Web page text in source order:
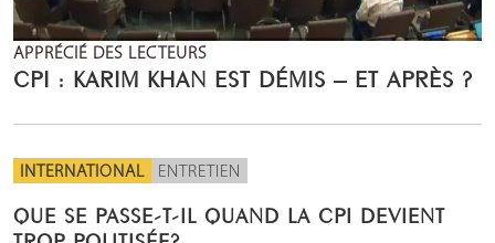
APPRÉCIÉ DES LECTEURS
CPI : KARIM KHAN EST DÉMIS – ET APRÈS ?
INTERNATIONAL ENTRETIEN
QUE SE PASSE-T-IL QUAND LA CPI DEVIENT
TROP POLITISÉE?